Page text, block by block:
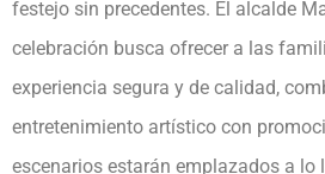
festejo sin precedentes. El alcalde
celebración busca ofrecer a las
experiencia segura y de calidad,
entretenimiento artístico con
escenarios estarán emplazados a lo